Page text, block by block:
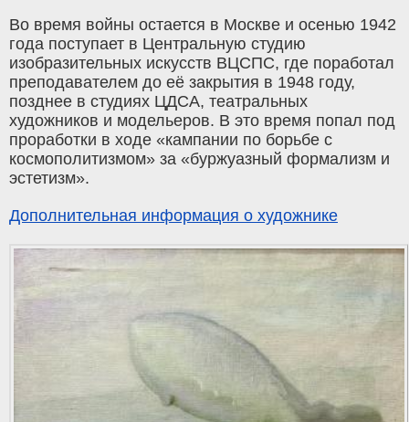
Во время войны остается в Москве и осенью 1942
года поступает в Центральную студию
изобразительных искусств ВЦСПС, где поработал
преподавателем до её закрытия в 1948 году,
позднее в студиях ЦДСА, театральных
художников и модельеров. В это время попал под
проработки в ходе «кампании по борьбе с
космополитизмом» за «буржуазный формализм и
эстетизм».
Дополнительная информация о художнике